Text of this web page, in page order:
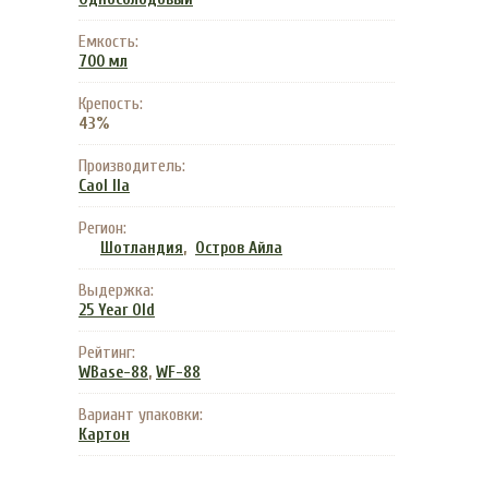
Емкость:
700 мл
Крепость:
43%
Производитель:
Caol Ila
Регион:
Шотландия, Остров Айла
Выдержка:
25 Year Old
Рейтинг:
WBase-88, WF-88
Вариант упаковки:
Картон